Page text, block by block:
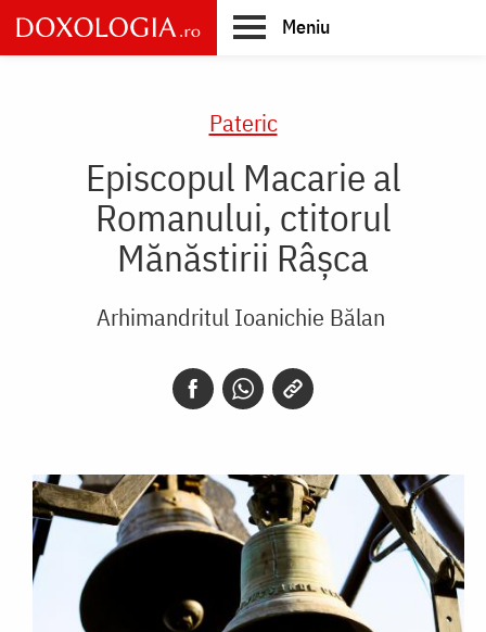
Skip
to
main
Meniu
Pateric
Episcopul Macarie al
Romanului, ctitorul
Mănăstirii Râșca
Arhimandritul Ioanichie Bălan